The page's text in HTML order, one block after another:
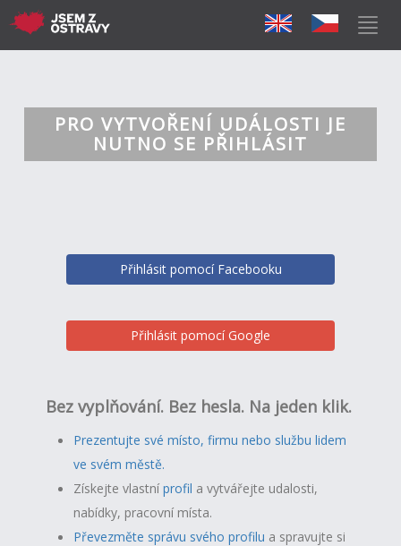
PRO VYTVOŘENÍ UDÁLOSTI JE
NUTNO SE PŘIHLÁSIT
Přihlásit pomocí Facebooku
Přihlásit pomocí Google
Bez vyplňování. Bez hesla. Na jeden klik.
Prezentujte své místo, firmu nebo službu lidem
ve svém městě.
Získejte vlastníprofil a vytvářejte udalosti,
nabídky, pracovní místa.
Převezměte správu svého profilu a spravujte si